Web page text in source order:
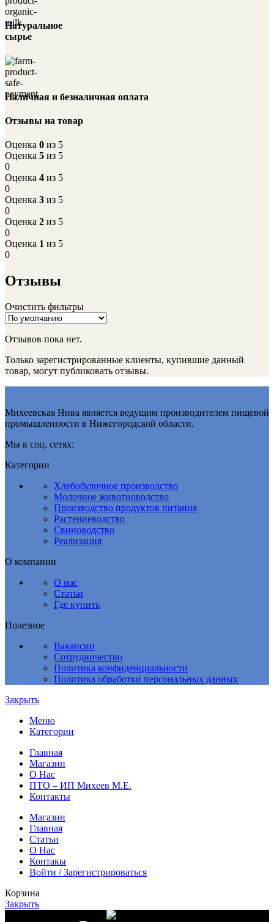
Натуральное
сырье
Наличная и безналичная оплата
Отзывы на товар
Оценка 0 из 5
Оценка 5 из 5
0
Оценка 4 из 5
0
Оценка 3 из 5
0
Оценка 2 из 5
0
Оценка 1 из 5
0
Отзывы
Очистить фильтры
Отзывов пока нет.
Только зарегистрированные клиенты, купившие данный
товар, могут публиковать отзывы.
Михеевская Нива является ведущим производителем пищевой
промышленности в Нижегородской области.
Мы в соц. сетях:
Категории
Хлебобулочное производство
Молочное животноводство
Производство продуктов питания
Растениеводство
Свиноводство
Реализация
О компании
О нас
Статьи
Где купить
Полезное
Вакансии
Сотрудничество
Политика конфиденциальности
Политика обработки персональных данных
Закрыть
Меню
Категории
Главная
Магазин
О Нас
ПТО – ИП Михеев М.Е.
Контакты
Магазин
Главная
Статьи
О Нас
Контакы
Войти / Зарегистрироваться
Корзина
Закрыть